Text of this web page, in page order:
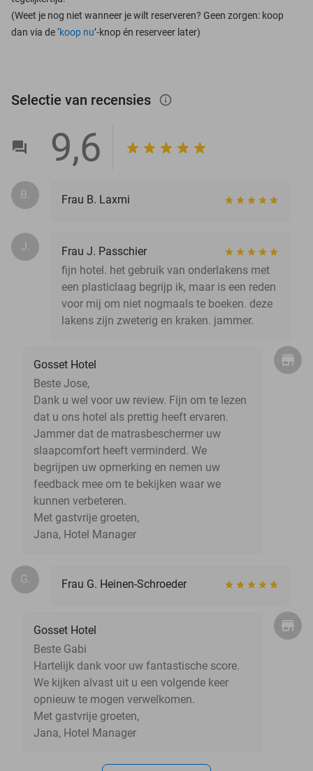
(Weet je nog niet wanneer je wilt reserveren? Geen zorgen: koop
dan via de ‘koop nu’-knop én reserveer later)
Selectie van recensies info_outlined
9,6
B. Frau B. Laxmi
J.
Frau J. Passchier
fijn hotel. het gebruik van onderlakens met
een plasticlaag begrijp ik, maar is een reden
voor mij om niet nogmaals te boeken. deze
lakens zijn zweterig en kraken. jammer.
Gosset Hotel
Beste Jose,
Dank u wel voor uw review. Fijn om te lezen
dat u ons hotel als prettig heeft ervaren.
Jammer dat de matrasbeschermer uw
slaapcomfort heeft verminderd. We
begrijpen uw opmerking en nemen uw
feedback mee om te bekijken waar we
kunnen verbeteren.
Met gastvrije groeten,
Jana, Hotel Manager
G. Frau G. Heinen-Schroeder
Gosset Hotel
Beste Gabi
Hartelijk dank voor uw fantastische score.
We kijken alvast uit u een volgende keer
opnieuw te mogen verwelkomen.
Met gastvrije groeten,
Jana, Hotel Manager